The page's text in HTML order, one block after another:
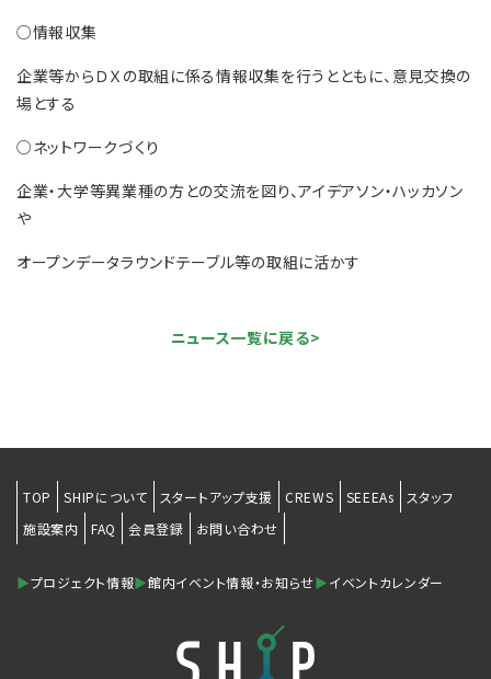
○情報収集
企業等からＤＸの取組に係る情報収集を行うとともに、意見交換の
場とする
○ネットワークづくり
企業・大学等異業種の方との交流を図り、アイデアソン・ハッカソン
や
オープンデータラウンドテーブル等の取組に活かす
ニュース一覧に戻る>
TOP SHIPについて スタートアップ支援 CREWS SEEEAs
スタッフ
施設案内
FAQ 会員登録 お問い合わせ
▶プロジェクト情報▶館内イベント情報・お知らせ▶イベントカレンダー